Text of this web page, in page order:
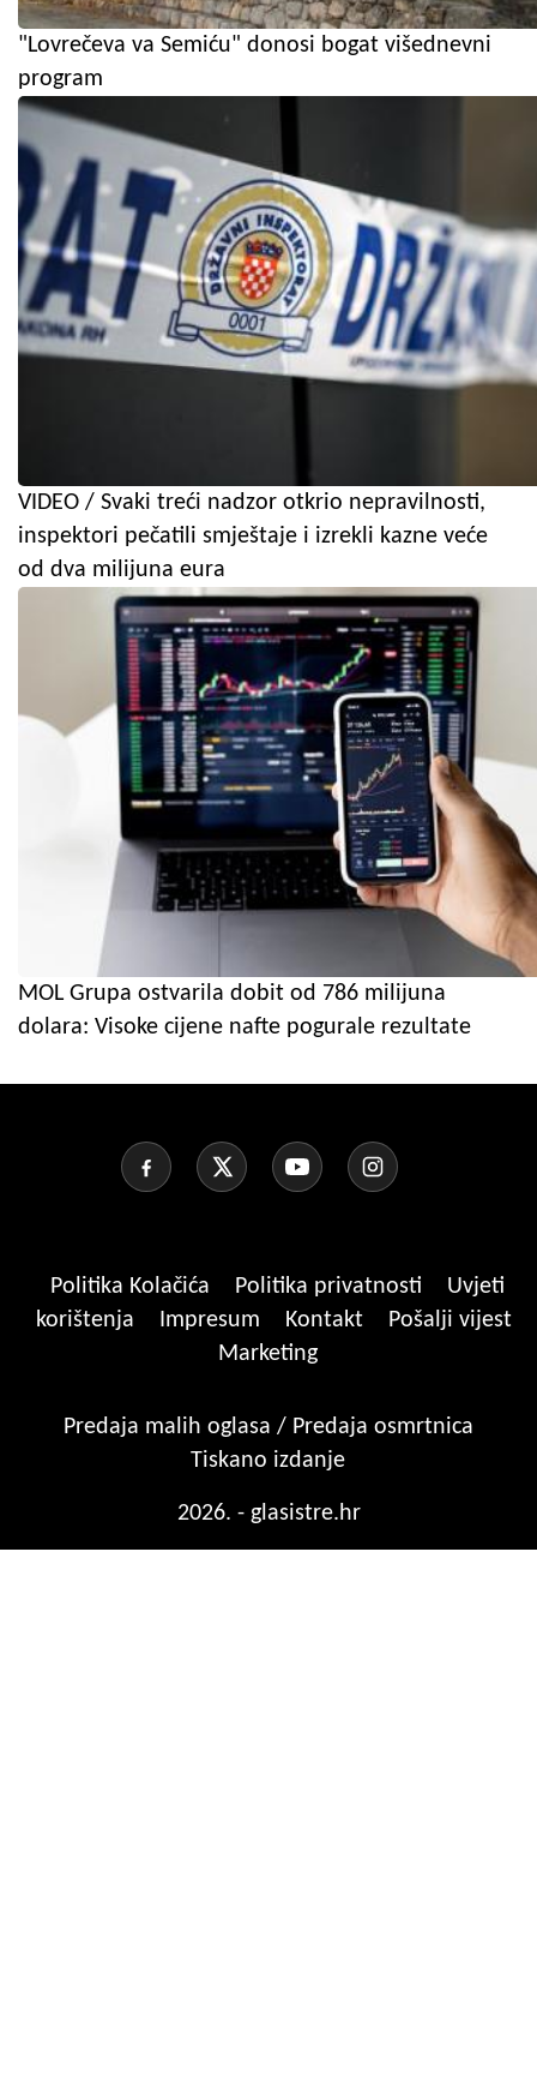
"Lovrečeva va Semiću" donosi bogat višednevni
program
VIDEO / Svaki treći nadzor otkrio nepravilnosti,
inspektori pečatili smještaje i izrekli kazne veće
od dva milijuna eura
MOL Grupa ostvarila dobit od 786 milijuna
dolara: Visoke cijene nafte pogurale rezultate
Politika Kolačića Politika privatnosti
Uvjeti
korištenja
Impresum Kontakt
Pošalji vijest
Marketing
Predaja malih oglasa / Predaja osmrtnica
Tiskano izdanje
2026. - glasistre.hr